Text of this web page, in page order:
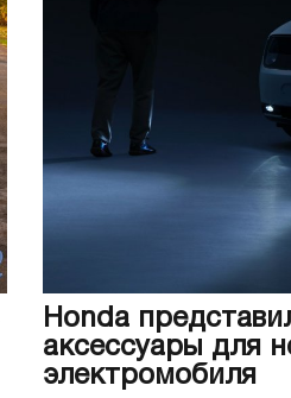
Honda
аксессуары для
электромобиля